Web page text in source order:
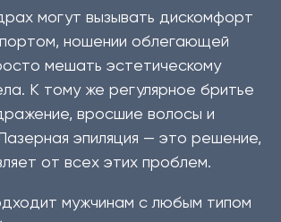
могут вызывать дискомфорт
ношении облегающей
мешать эстетическому
К тому же регулярное бритье
вросшие волосы и
эпиляция — это решение,
от всех этих проблем.
мужчинам с любым типом